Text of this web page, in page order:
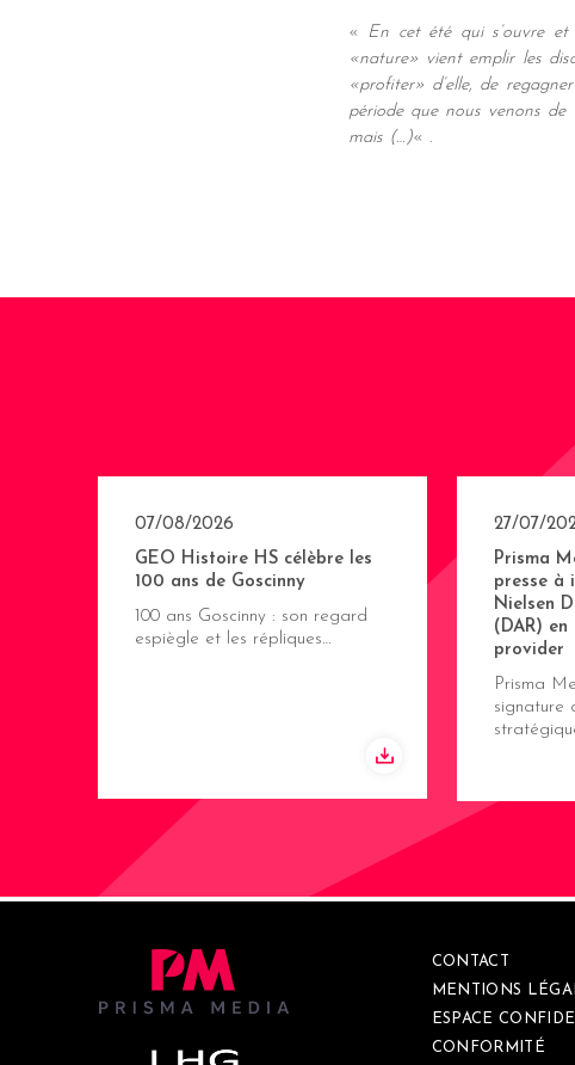
« En cet été qui s’ouvre
«nature» vient emplir les
«profiter» d’elle, de
période que nous venons de
mais (…)« .
07/08/2026
GEO Histoire HS célèbre les
100 ans de Goscinny
100 ans Goscinny : son regard
espiègle et les répliques…
27/07/
Prisma
presse à
Nielsen
(DAR)
provider
Prisma
signature
CONTACT
MENTIONS
ESPACE
CONFORMITÉ